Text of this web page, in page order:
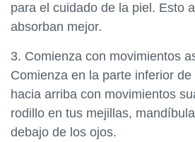
para el cuidado de la piel. Esto
absorban mejor.
3. Comienza con movimientos
Comienza en la parte inferior
hacia arriba con movimientos
rodillo en tus mejillas,
debajo de los ojos.